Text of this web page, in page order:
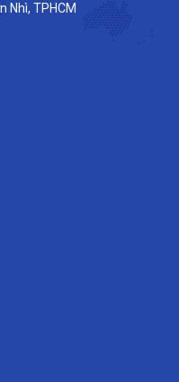
Nhì, TPHCM